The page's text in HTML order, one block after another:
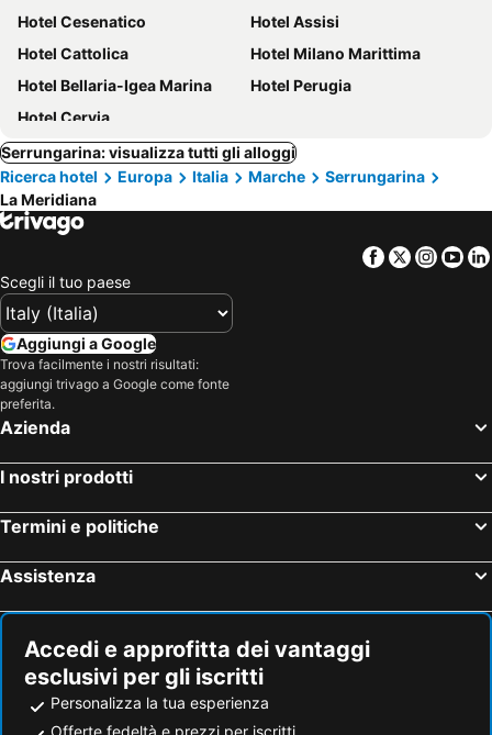
Hotel Cesenatico
Hotel Assisi
Hotel Cattolica
Hotel Milano Marittima
Hotel Bellaria-Igea Marina
Hotel Perugia
Hotel Cervia
Serrungarina: visualizza tutti gli alloggi
Ricerca hotel
Europa Italia Marche
Serrungarina
La Meridiana
Facebook
Twitter
Scegli il tuo paese
Aggiungi a Google
Trova facilmente i nostri risultati:
aggiungi trivago a Google come fonte
preferita.
Azienda
I nostri prodotti
Termini e politiche
Assistenza
Accedi e approfitta dei vantaggi
esclusivi per gli iscritti
Personalizza la tua esperienza
Offerte fedeltà e prezzi per iscritti